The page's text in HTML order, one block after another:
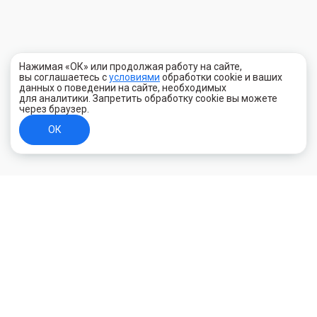
Нажимая «ОК» или продолжая работу на сайте,
вы соглашаетесь сусловиями обработки cookie и ваших
данных о поведении на сайте, необходимых
для аналитики. Запретить обработку cookie вы можете
через браузер.
ОК